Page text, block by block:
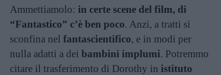
Ammettiamolo: in certe scene del film, di
“Fantastico” c’è ben poco. Anzi, a tratti si
sconfina nel fantascientifico, e in modi per
nulla adatti a dei bambini implumi. Potremmo
citare il trasferimento di Dorothy in istituto